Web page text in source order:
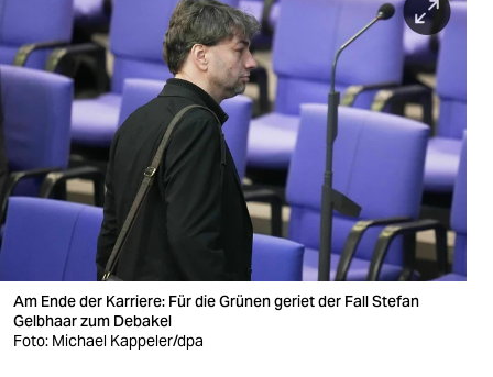
berlin
nord
wahrheit
verlag
verlag
veranstaltungen
shop
fragen & hilfe
Am Ende der Karriere: Für die Grünen geriet der Fall Stefan
Gelbhaar zum Debakel
Foto: Michael Kappeler/dpa